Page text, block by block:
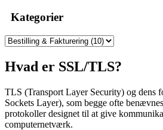
Kategorier
Hvad er SSL/TLS?
TLS (Transport Layer Security) og dens
Sockets Layer), som begge ofte
protokoller designet til at give
computernetværk.